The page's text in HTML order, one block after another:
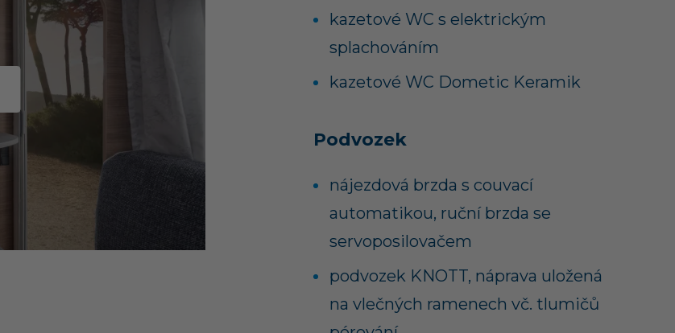
kazetové WC s elektrickým
splachováním
kazetové WC Dometic Keramik
Podvozek
nájezdová brzda s couvací
automatikou, ruční brzda se
servoposilovačem
podvozek KNOTT, náprava uložená
na vlečných ramenech vč. tlumičů